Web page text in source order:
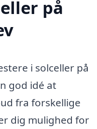
på
i solceller på
god idé at
fra forskellige
dig mulighed for